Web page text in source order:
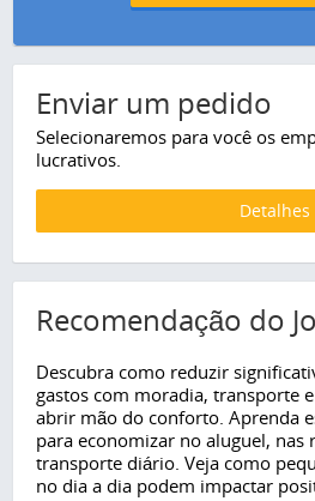
Enviar um pedido
Selecionaremos para você os
lucrativos.
Detalhes
Recomendação do
Descubra como reduzir
gastos com moradia, transporte
abrir mão do conforto. Aprenda
para economizar no aluguel, nas
transporte diário. Veja como
no dia a dia podem impactar